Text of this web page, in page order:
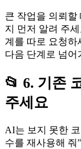
큰 작업을 의뢰할
지 먼저 알려 주
계를 따로 요청하
다음 단계로 넘어
📂 6. 기존
주세요
AI는 보지 못한
수를 재사용해 줘